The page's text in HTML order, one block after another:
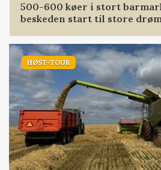
500-600 køer i stort
beskeden start til store
HØST-TOUR